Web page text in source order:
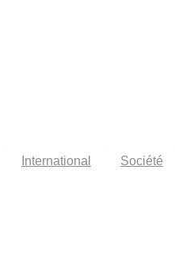
International Société